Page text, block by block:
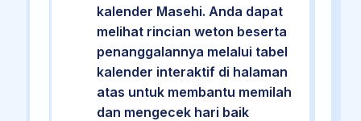
kalender Masehi. Anda dapat
melihat rincian weton beserta
penanggalannya melalui tabel
kalender interaktif di halaman
atas untuk membantu memilah
dan mengecek hari baik